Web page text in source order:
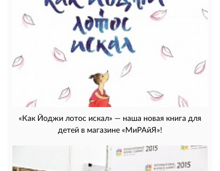
«Как Йоджи лотос искал» — наша новая книга для
детей в магазине «МиРАйЯ»!